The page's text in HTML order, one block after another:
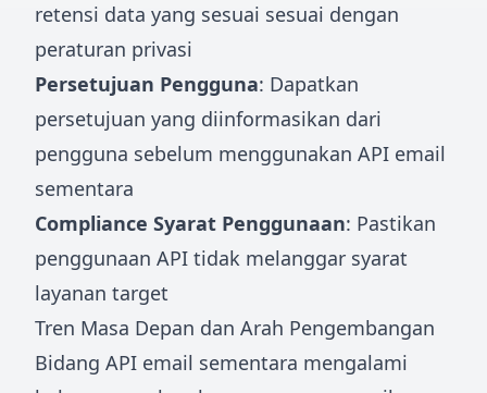
retensi data yang sesuai sesuai dengan
peraturan privasi
Persetujuan Pengguna: Dapatkan
persetujuan yang diinformasikan dari
pengguna sebelum menggunakan API email
sementara
Compliance Syarat Penggunaan: Pastikan
penggunaan API tidak melanggar syarat
layanan target
Tren Masa Depan dan Arah Pengembangan
Bidang API email sementara mengalami